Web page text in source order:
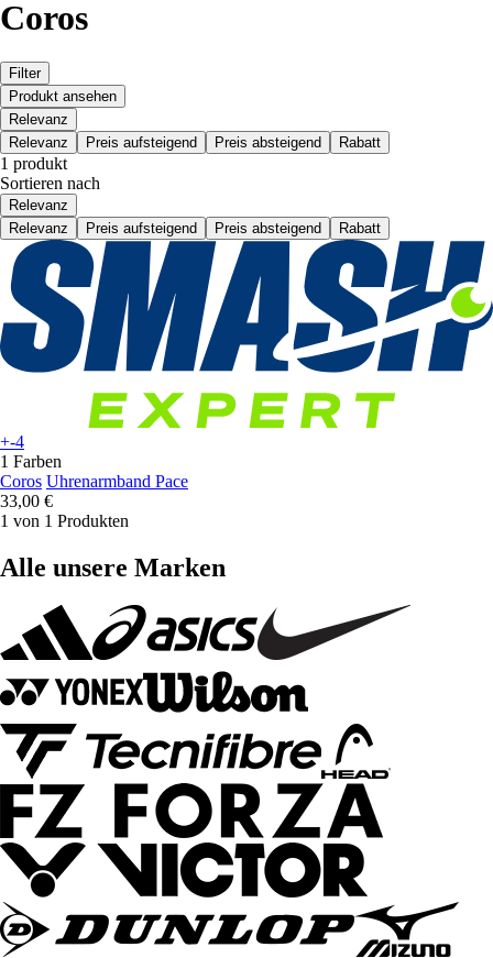
Coros
Filter
Produkt ansehen
Relevanz
Relevanz
Preis aufsteigend Preis absteigend Rabatt
1 produkt
Sortieren nach
Relevanz
Relevanz
Preis aufsteigend Preis absteigend Rabatt
+-4
1 Farben
Coros Uhrenarmband Pace
33,00 €
1 von 1 Produkten
Alle unsere Marken